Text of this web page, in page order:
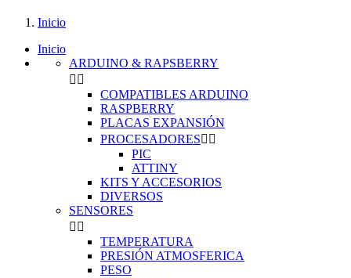
Inicio
Inicio
ARDUINO & RAPSBERRY
 
COMPATIBLES ARDUINO
RASPBERRY
PLACAS EXPANSIÓN
PROCESADORES 
PIC
ATTINY
KITS Y ACCESORIOS
DIVERSOS
SENSORES
 
TEMPERATURA
PRESIÓN ATMOSFERICA
PESO